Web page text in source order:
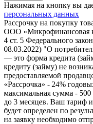
Нажимая на кнопку вы
персональных данных
Рассрочку на покупку
ООО «Микрофинансовая
4 ст. 5 Федерального
08.03.2022) "О
— это форма кредита
кредиту (займу) не
предоставляемой
«Рассрочка» - 24%
максимальная сумма -
до 3 месяцев. Ваш тариф
будет определен по
на заявку необходимо